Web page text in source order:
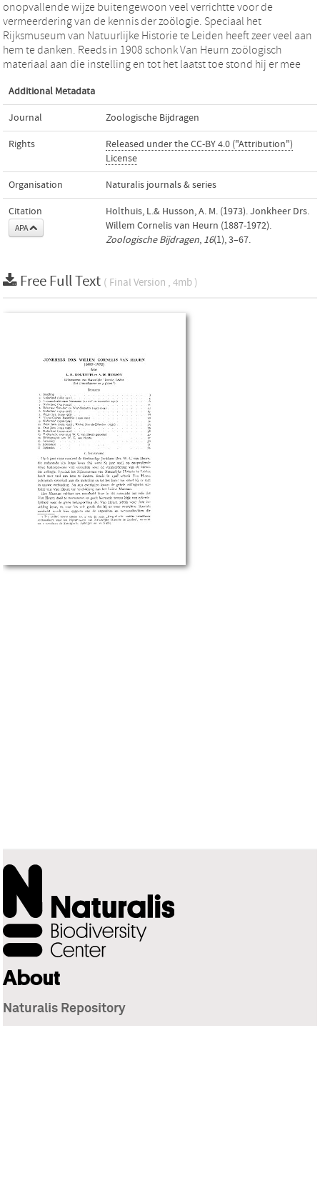
onopvallende wijze buitengewoon veel verrichtte voor de
vermeerdering van de kennis der zoölogie. Speciaal het
Rijksmuseum van Natuurlijke Historie te Leiden heeft zeer veel aan
hem te danken. Reeds in 1908 schonk Van Heurn zoölogisch
materiaal aan die instelling en tot het laatst toe stond hij er mee
Additional Metadata
Journal Zoologische Bijdragen
Rights
Released under the CC-BY 4.0 ("Attribution")
License
Organisation Naturalis journals & series
Citation
APA
Holthuis, L.& Husson, A. M. (1973). Jonkheer Drs.
Willem Cornelis van Heurn (1887-1972).
Zoologische Bijdragen, 16(1), 3–67.
Free Full Text ( Final Version , 4mb )
About
Naturalis Repository